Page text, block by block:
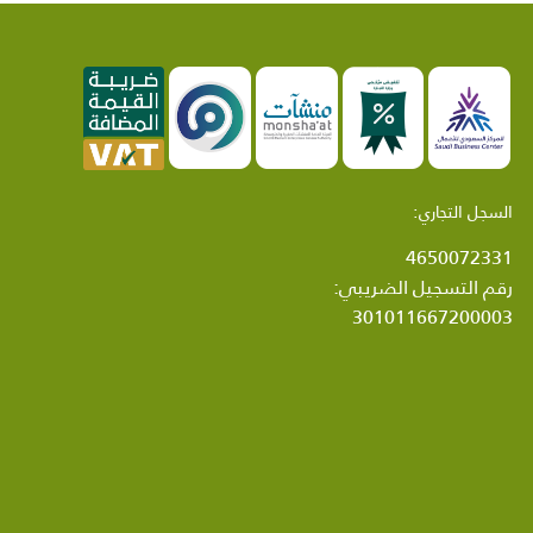
السجل التجاري:
4650072331
رقم التسجيل الضريبي:
301011667200003